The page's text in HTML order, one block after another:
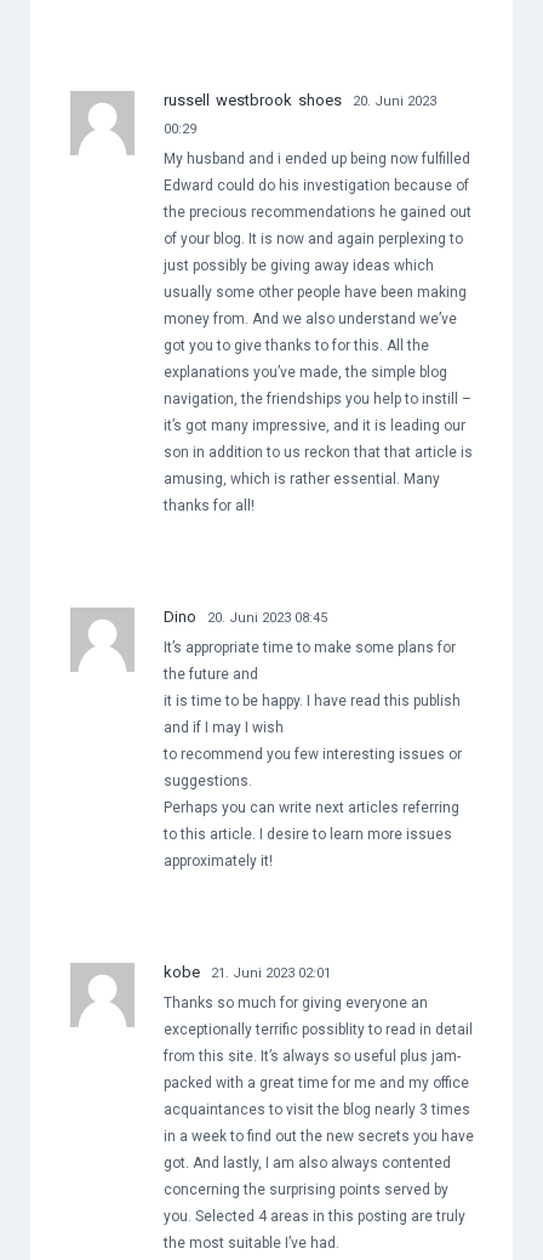
russell westbrook shoes
20. Juni 2023
00:29
My husband and i ended up being now fulfilled
Edward could do his investigation because of
the precious recommendations he gained out
of your blog. It is now and again perplexing to
just possibly be giving away ideas which
usually some other people have been making
money from. And we also understand we’ve
got you to give thanks to for this. All the
explanations you’ve made, the simple blog
navigation, the friendships you help to instill –
it’s got many impressive, and it is leading our
son in addition to us reckon that that article is
amusing, which is rather essential. Many
thanks for all!
Dino 20. Juni 2023 08:45
It’s appropriate time to make some plans for
the future and
it is time to be happy. I have read this publish
and if I may I wish
to recommend you few interesting issues or
suggestions.
Perhaps you can write next articles referring
to this article. I desire to learn more issues
approximately it!
kobe 21. Juni 2023 02:01
Thanks so much for giving everyone an
exceptionally terrific possiblity to read in detail
from this site. It’s always so useful plus jam-
packed with a great time for me and my office
acquaintances to visit the blog nearly 3 times
in a week to find out the new secrets you have
got. And lastly, I am also always contented
concerning the surprising points served by
you. Selected 4 areas in this posting are truly
the most suitable I’ve had.